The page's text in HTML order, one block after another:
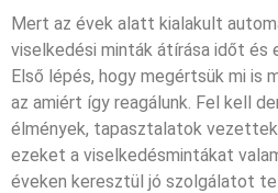
Mert az évek alatt kialakult
viselkedési minták átírása időt és
Első lépés, hogy megértsük mi is
az amiért így reagálunk. Fel kell
élmények, tapasztalatok
ezeket a viselkedésmintákat
éveken keresztül jó szolgálatot